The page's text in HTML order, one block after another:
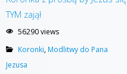
TYM zajął
56290 views
Koronki,Modlitwy do Pana
Jezusa